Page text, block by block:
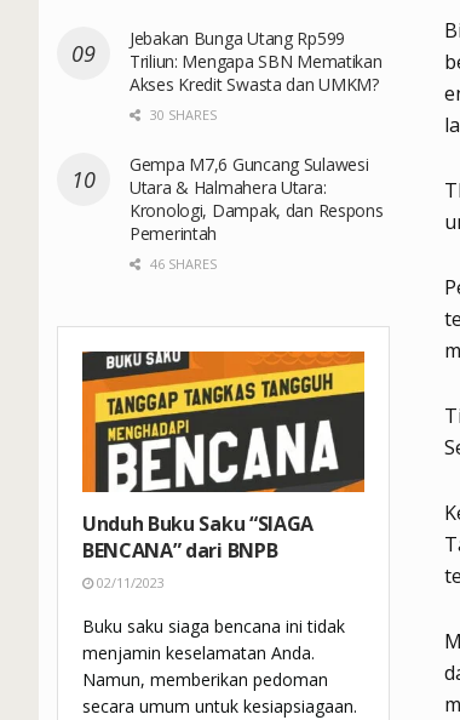
Jebakan Bunga Utang Rp599
Triliun: Mengapa SBN Mematikan
Akses Kredit Swasta dan UMKM?
30 SHARES
Gempa M7,6 Guncang Sulawesi
Utara & Halmahera Utara:
Kronologi, Dampak, dan Respons
Pemerintah
46 SHARES
Unduh Buku Saku “SIAGA
BENCANA” dari BNPB
02/11/2023
Buku saku siaga bencana ini tidak
menjamin keselamatan Anda.
Namun, memberikan pedoman
secara umum untuk kesiapsiagaan.